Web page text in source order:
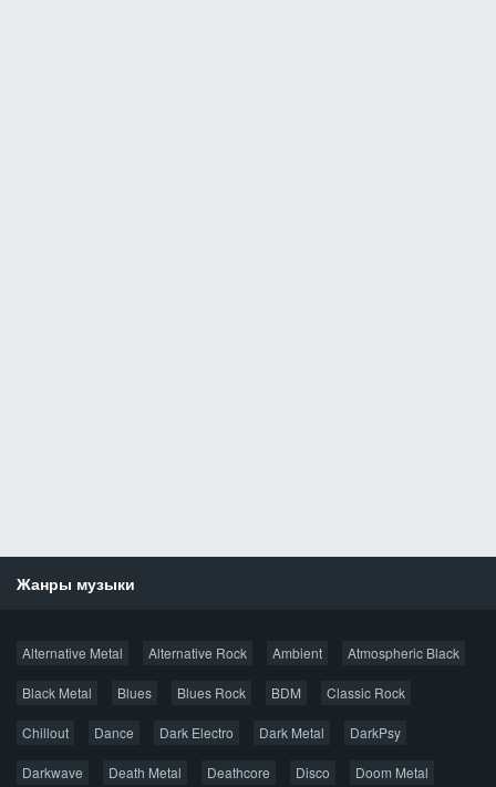
Жанры музыки
Alternative Metal Alternative Rock Ambient Atmospheric Black
Black Metal Blues Blues Rock BDM Classic Rock
Chillout Dance Dark Electro Dark Metal DarkPsy
Darkwave Death Metal Deathcore Disco Doom Metal
Новые раздачи
Популярное за сутки